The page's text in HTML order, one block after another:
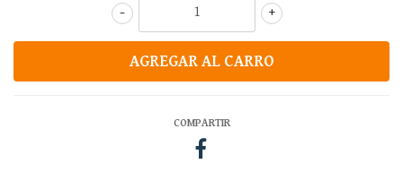
+
-
COMPARTIR